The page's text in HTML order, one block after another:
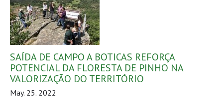
SAÍDA DE CAMPO A BOTICAS REFORÇA
POTENCIAL DA FLORESTA DE PINHO NA
VALORIZAÇÃO DO TERRITÓRIO
May. 25. 2022